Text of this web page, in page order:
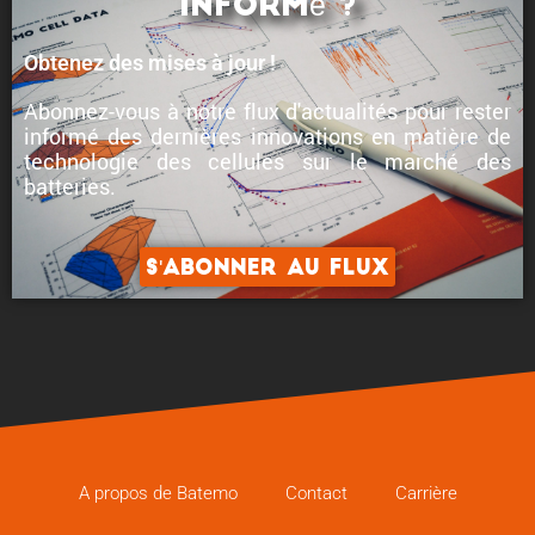
informé ?
Obtenez des mises à jour !
Abonnez-vous à notre flux d'actualités pour rester
informé desdernières innovations en matière de
technologie des cellulessur le marché des
batteries.
S'abonner au flux
A propos de Batemo Contact Carrière